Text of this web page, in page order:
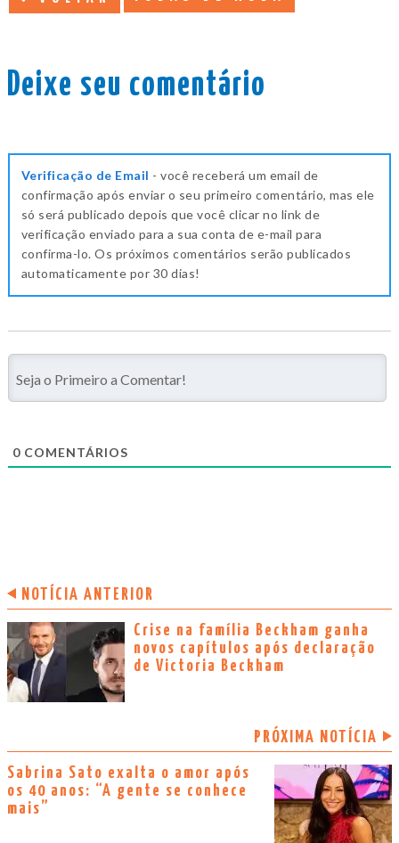
Deixe seu comentário
Verificação de Email - você receberá um email de
confirmação após enviar o seu primeiro comentário, mas ele
só será publicado depois que você clicar no link de
verificação enviado para a sua conta de e-mail para
confirma-lo. Os próximos comentários serão publicados
automaticamente por 30 dias!
0 COMENTÁRIOS
NOTÍCIA ANTERIOR
Crise na família Beckham ganha
novos capítulos após declaração
de Victoria Beckham
PRÓXIMA NOTÍCIA
Sabrina Sato exalta o amor após
os 40 anos: “A gente se conhece
mais”